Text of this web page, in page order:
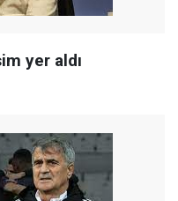
yer aldı